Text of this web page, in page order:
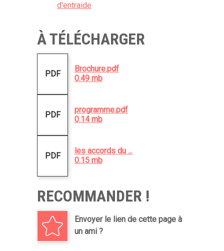
d'entraide
À TÉLÉCHARGER
PDF
Brochure.pdf
0.49 mb
PDF
programme.pdf
0.14 mb
PDF
les accords du ...
0.15 mb
RECOMMANDER !
Envoyer le lien de cette page à
un ami ?